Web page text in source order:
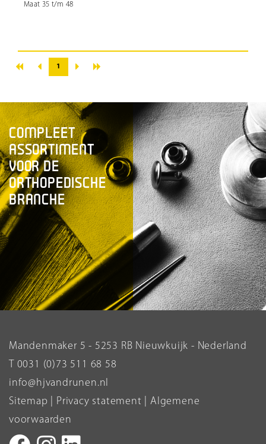
Maat 35 t/m 48
« ‹ 1 › »
COMPLEET
ASSORTIMENT
VOOR DE
ORTHOPEDISCHE
BRANCHE
Mandenmaker 5 - 5253 RB Nieuwkuijk - Nederland
T 0031 (0)73 511 68 58
info@hjvandrunen.nl
Sitemap
Privacy statement |Algemene
voorwaarden